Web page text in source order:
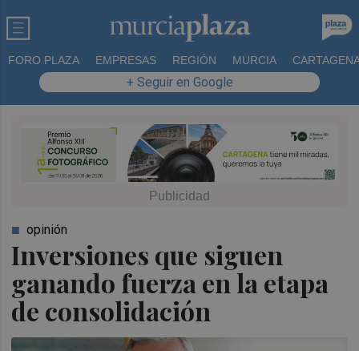
FORO PLAZA EMPRESAS REGIÓN MURCIA
+ Seguir en Google
Inversiones que siguen
ganando fuerza en la etapa
de consolidación
opinión